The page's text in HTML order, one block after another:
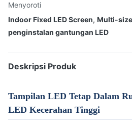
Menyoroti
Indoor Fixed LED Screen, Multi-size
penginstalan gantungan LED
Deskripsi Produk
Tampilan LED Tetap Dalam
LED Kecerahan Tinggi